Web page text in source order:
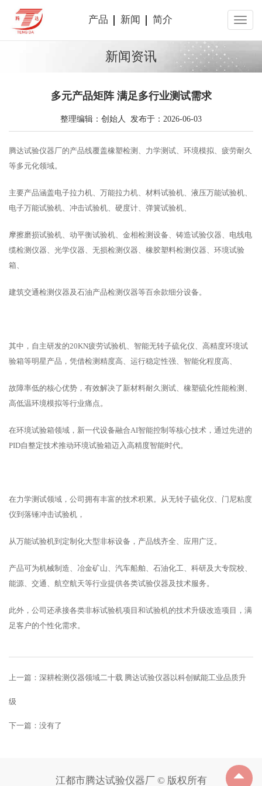
产品 新闻 简介
新闻资讯
多元产品矩阵 满足多行业测试需求
整理编辑：创始人 发布于：2026-06-03
腾达试验仪器厂的产品线覆盖橡塑检测、力学测试、环境模拟、疲劳耐久
等多元化领域。
主要产品涵盖电子拉力机、万能拉力机、材料试验机、液压万能试验机、
电子万能试验机、冲击试验机、硬度计、弹簧试验机、
摩擦磨损试验机、动平衡试验机、金相检测设备、铸造试验仪器、电线电
缆检测仪器、光学仪器、无损检测仪器、橡胶塑料检测仪器、环境试验
箱、
建筑交通检测仪器及石油产品检测仪器等百余款细分设备。
其中，自主研发的20KN疲劳试验机、智能无转子硫化仪、高精度环境试
验箱等明星产品，凭借检测精度高、运行稳定性强、智能化程度高、
故障率低的核心优势，有效解决了新材料耐久测试、橡塑硫化性能检测、
高低温环境模拟等行业痛点。
在环境试验箱领域，新一代设备融合AI智能控制等核心技术，通过先进的
PID自整定技术推动环境试验箱迈入高精度智能时代。
在力学测试领域，公司拥有丰富的技术积累。从无转子硫化仪、门尼粘度
仪到落锤冲击试验机，
从万能试验机到定制化大型非标设备，产品线齐全、应用广泛。
产品可为机械制造、冶金矿山、汽车船舶、石油化工、科研及大专院校、
能源、交通、航空航天等行业提供各类试验仪器及技术服务。
此外，公司还承接各类非标试验机项目和试验机的技术升级改造项目，满
足客户的个性化需求。
上一篇： 深耕检测仪器领域二十载 腾达试验仪器以科创赋能工业品质升
级
下一篇：没有了
江都市腾达试验仪器厂 © 版权所有